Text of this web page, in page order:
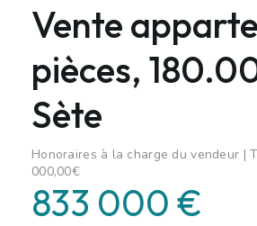
Vente
pièces,
Sète
Honoraires à la charge du vendeur |
000,00€
833 000 €